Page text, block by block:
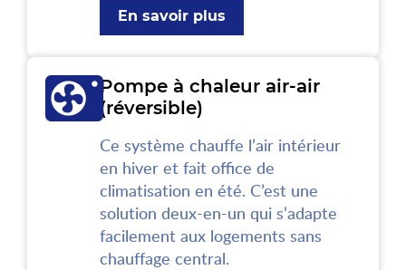
En savoir plus
Pompe à chaleur air-air
(réversible)
Ce système chauffe l’air intérieur
en hiver et fait office de
climatisation en été. C’est une
solution deux-en-un qui s’adapte
facilement aux logements sans
chauffage central.